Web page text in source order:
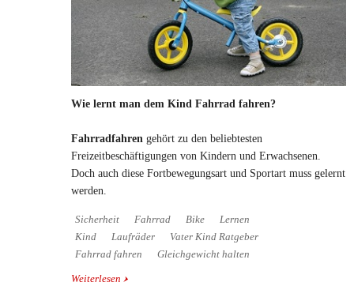
Wie lernt man dem Kind Fahrrad fahren?
Fahrradfahren gehört zu den beliebtesten
Freizeitbeschäftigungen von Kindern und Erwachsenen.
Doch auch diese Fortbewegungsart und Sportart muss gelernt
werden.
Sicherheit Fahrrad Bike
Lernen
Kind
Laufräder
Vater Kind Ratgeber
Fahrrad fahren
Gleichgewicht halten
Weiterlesen über Wie lernt man dem Kind Fahrrad fahren?